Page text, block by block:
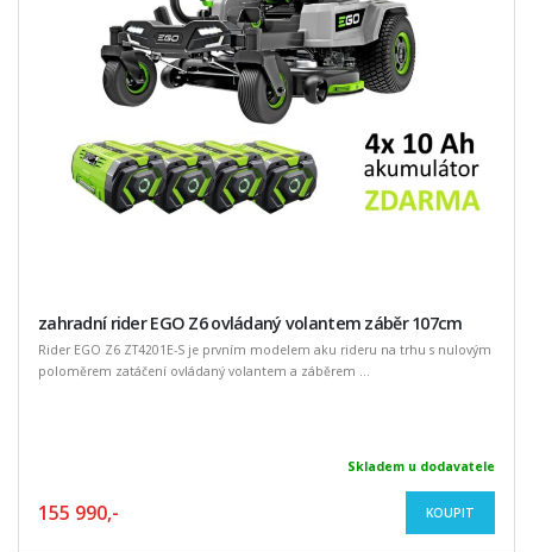
zahradní rider EGO Z6 ovládaný volantem záběr 107cm
Rider EGO Z6 ZT4201E-S je prvním modelem aku rideru na trhu s nulovým
poloměrem zatáčení ovládaný volantem a záběrem ...
Skladem u dodavatele
155 990,- KOUPIT